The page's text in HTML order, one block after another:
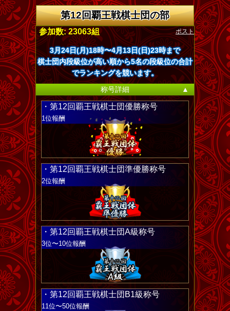
第12回覇王戦棋士団の部
ポスト
参加数: 23063組
3月24日(月)18時〜4月13日(日)23時まで
棋士団内段級位が高い順から5名の段級位の合計
でランキングを競います。
称号詳細
▲
・第12回覇王戦棋士団優勝称号
1位報酬
・第12回覇王戦棋士団準優勝称号
2位報酬
・第12回覇王戦棋士団A級称号
3位〜10位報酬
・第12回覇王戦棋士団B1級称号
11位〜50位報酬